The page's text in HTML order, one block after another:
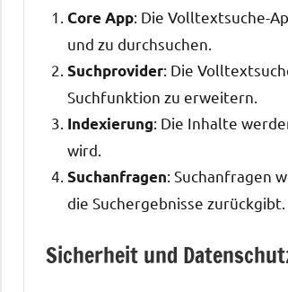
Core App: Die Volltextsuche-
und zu durchsuchen.
Suchprovider: Die
Suchfunktion zu erweitern.
Indexierung: Die Inhalte
wird.
Suchanfragen: Suchanfragen
die Suchergebnisse zurückgibt.
Sicherheit und